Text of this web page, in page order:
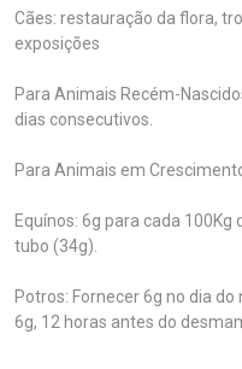
Cães: restauração da flora,
exposições
Para Animais Recém-
dias consecutivos.
Para Animais em
Equínos: 6g para cada 100Kg
tubo (34g).
Potros: Fornecer 6g no dia
6g, 12 horas antes do